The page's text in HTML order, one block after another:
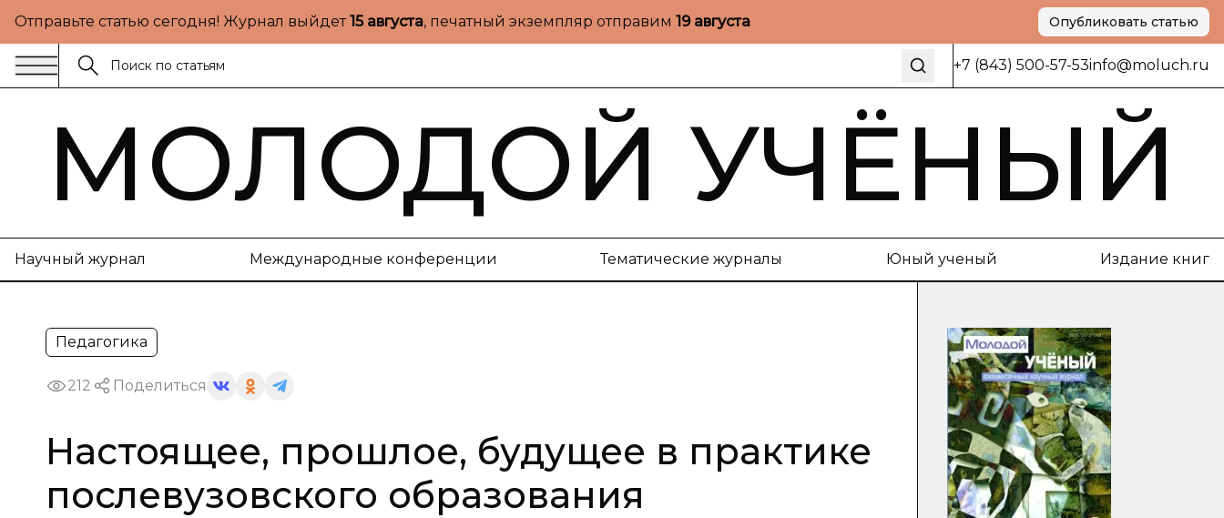
Отправьте статью сегодня! Журнал выйдет15 августа, печатный экземпляр отправим 19 августа Опубликовать статью
+7 (843) 500-57-53info@moluch.ru
МОЛОДОЙ УЧЁНЫЙ
Научный журнал Международные конференции Тематические журналы Юный ученый Издание книг
Педагогика
212 Поделиться
Настоящее, прошлое, будущее в практике
послевузовского образования